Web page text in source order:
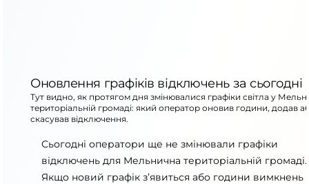
Оновлення графіків відключень за сьогодні
Тут видно, як протягом дня змінювалися графіки світла у
територіальній громаді: який оператор оновив години, додав
скасував відключення.
Сьогодні оператори ще не змінювали графіки
відключень для Мельнична територіальній громаді.
Якщо новий графік з’явиться або години вимкнень